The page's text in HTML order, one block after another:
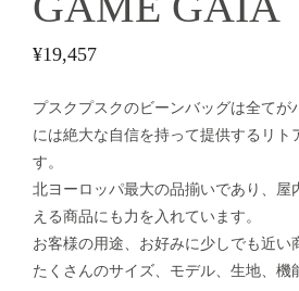
¥19,457
プスクプスクのビーンバッグは全てが
には絶大な自信を持って提供するリト
す。
北ヨーロッパ最大の品揃いであり、屋
える商品にも力を入れています。
お客様の用途、お好みに少しでも近い
たくさんのサイズ、モデル、生地、機